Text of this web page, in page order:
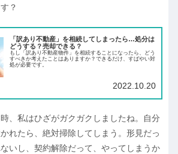
？
「訳あり不動産」を相続してしまったら…処分は
どうする？売却できる？
もし「訳あり不動産物件」を相続することになったら、どう
すべきか考えたことはありますか？できるだけ、すばやい対
処が必要です。
2022.10.20
、私はひざがガクガクしましたね。自分
れたら、絶対掃除してしまう。形見だっ
いし、契約解除だって、やってしまうか